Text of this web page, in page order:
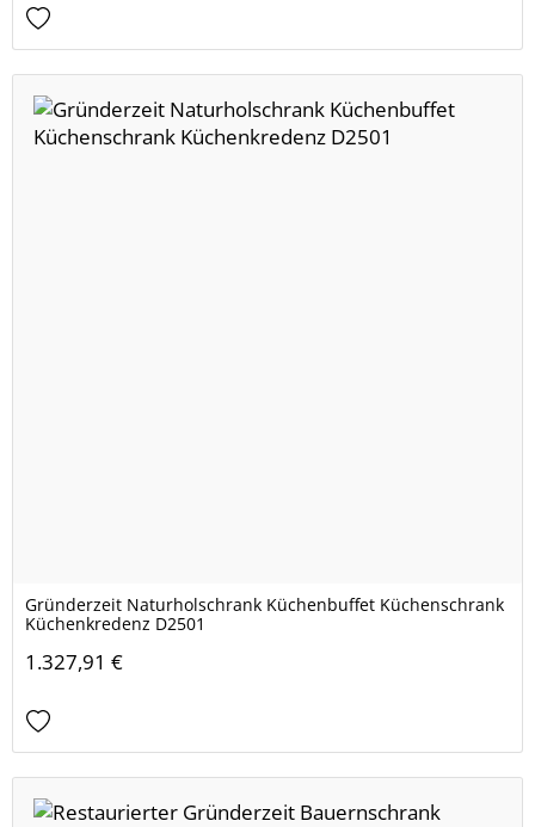
Gründerzeit Naturholschrank Küchenbuffet Küchenschrank
Küchenkredenz D2501
1.327,91 €